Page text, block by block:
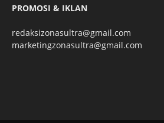
PROMOSI & IKLAN
redaksizonasultra@gmail.com
marketingzonasultra@gmail.com